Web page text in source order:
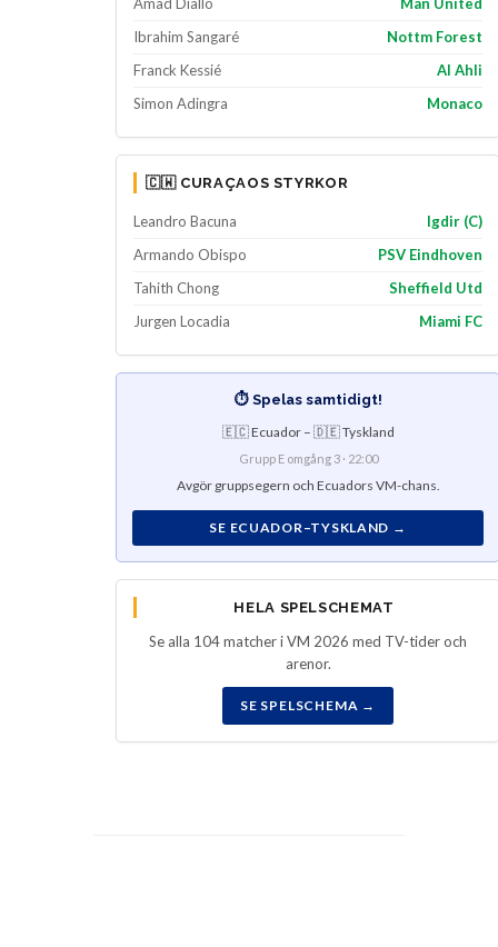
Ibrahim Sangaré
Nottm Forest
Franck Kessié
Al Ahli
Simon Adingra
Monaco
🇨🇼 CURAÇAOS STYRKOR
Leandro Bacuna
Igdir (C)
Armando Obispo
PSV Eindhoven
Tahith Chong
Sheffield Utd
Jurgen Locadia
Miami FC
⏱️ Spelas samtidigt!
🇪🇨 Ecuador – 🇩🇪 Tyskland
Grupp E omgång 3 · 22:00
Avgör gruppsegern och Ecuadors VM-chans.
SE ECUADOR–TYSKLAND →
HELA SPELSCHEMAT
Se alla 104 matcher i VM 2026 med TV-tider och
arenor.
SE SPELSCHEMA →